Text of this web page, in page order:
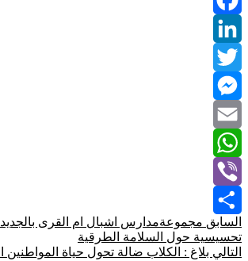
Facebook
LinkedIn
Twitter
Messenger
Email
WhatsApp
Viber
Share
السابق مجموعةمدارس اشبال ام القرى
تحسيسية حول السلامة الطرقية
التالي بلاغ : الكلاب ضالة تحول حياة المواطنين